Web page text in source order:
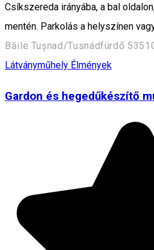
Csíkszereda irányába, a bal
mentén. Parkolás a helyszínen
Băile Tușnad/Tusnádfürdő
Látványműhely Élmények
Gardon és hegedűkészítő